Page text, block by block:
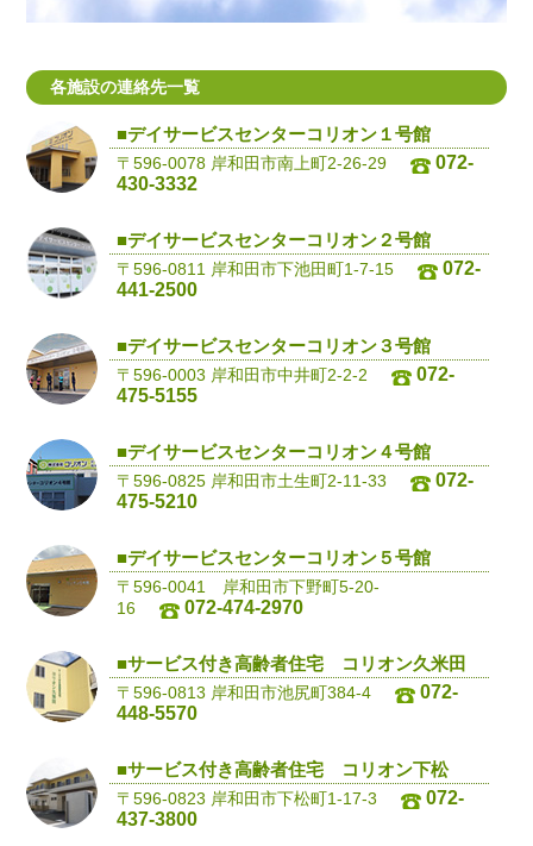
各施設の連絡先一覧
■デイサービスセンターコリオン１号館
〒596-0078 岸和田市南上町2-26-29
072-
430-3332
■デイサービスセンターコリオン２号館
〒596-0811 岸和田市下池田町1-7-15
072-
441-2500
■デイサービスセンターコリオン３号館
〒596-0003 岸和田市中井町2-2-2
072-
475-5155
■デイサービスセンターコリオン４号館
〒596-0825 岸和田市土生町2-11-33
072-
475-5210
■デイサービスセンターコリオン５号館
〒596-0041 岸和田市下野町5-20-
16
072-474-2970
■サービス付き高齢者住宅 コリオン久米田
〒596-0813 岸和田市池尻町384-4
072-
448-5570
■サービス付き高齢者住宅 コリオン下松
〒596-0823 岸和田市下松町1-17-3
072-
437-3800